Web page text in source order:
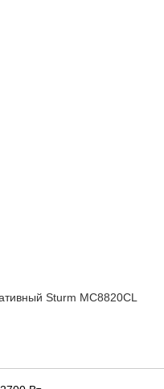
Sturm MC8820CL